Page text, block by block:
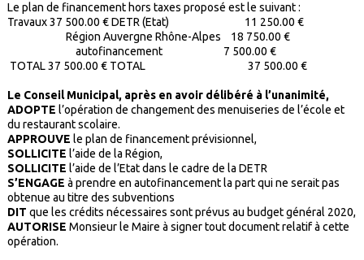
Le plan de financement hors taxes proposé est le suivant :
Travaux37 500.00 €DETR (Etat) 11 250.00 €
Région Auvergne Rhône-Alpes 18 750.00 €
autofinancement7 500.00 €
TOTAL37 500.00 € TOTAL 37 500.00 €
Le Conseil Municipal, après en avoir délibéré à l’unanimité,
ADOPTE l’opération de changement des menuiseries de l’école et
du restaurant scolaire.
APPROUVE le plan de financement prévisionnel,
SOLLICITE l’aide de la Région,
SOLLICITE l’aide de l’Etat dans le cadre de la DETR
S’ENGAGE à prendre en autofinancement la part qui ne serait pas
obtenue au titre des subventions
DIT que les crédits nécessaires sont prévus au budget général 2020,
AUTORISE Monsieur le Maire à signer tout document relatif à cette
opération.